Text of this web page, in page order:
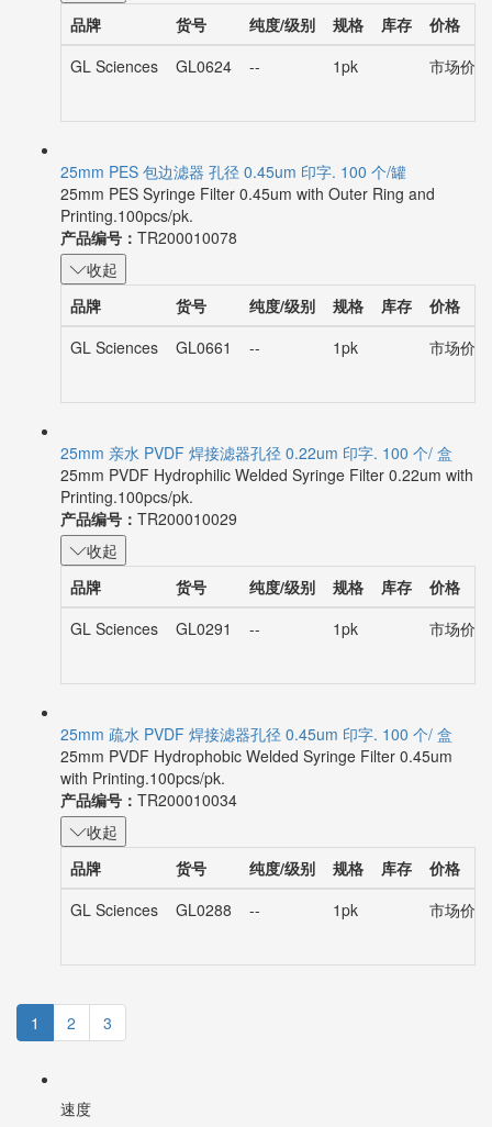
品牌
货号 纯度/级别 规格 库存
价格
GL Sciences
GL0624 -- 1pk 市场价
25mm PES 包边滤器 孔径 0.45um 印字. 100 个/罐
25mm PES Syringe Filter 0.45um with Outer Ring and
Printing.100pcs/pk.
产品编号： TR200010078
收起
品牌
货号 纯度/级别 规格 库存
价格
GL Sciences
GL0661 -- 1pk 市场价
25mm 亲水 PVDF 焊接滤器孔径 0.22um 印字. 100 个/ 盒
25mm PVDF Hydrophilic Welded Syringe Filter 0.22um with
Printing.100pcs/pk.
产品编号： TR200010029
收起
品牌
货号 纯度/级别 规格 库存
价格
GL Sciences
GL0291 -- 1pk 市场价
25mm 疏水 PVDF 焊接滤器孔径 0.45um 印字. 100 个/ 盒
25mm PVDF Hydrophobic Welded Syringe Filter 0.45um
with Printing.100pcs/pk.
产品编号： TR200010034
收起
品牌
货号 纯度/级别 规格 库存
价格
GL Sciences
GL0288 -- 1pk 市场价
1 2 3
速度